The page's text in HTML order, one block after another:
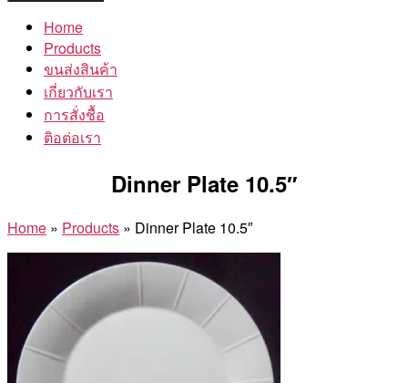
Home
Products
ขนส่งสินค้า
เกี่ยวกับเรา
การสั่งชื้อ
ติอต่อเรา
Dinner Plate 10.5″
Home » Products » Dinner Plate 10.5″